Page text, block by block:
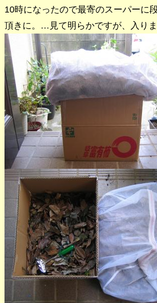
10時になったので最寄のスーパーに
頂きに。…見て明らかですが、入り